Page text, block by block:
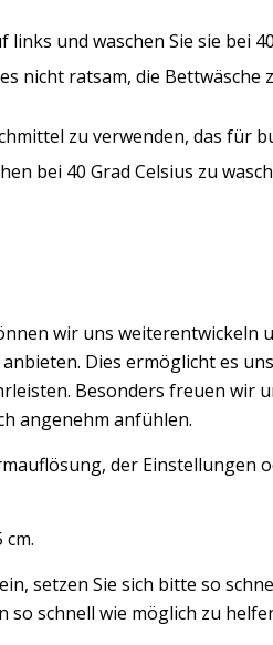
und waschen Sie sie bei
nicht ratsam, die Bettwäsche
zu verwenden, das für
bei 40 Grad Celsius zu
wir uns weiterentwickeln
Dies ermöglicht es
Besonders freuen wir
angenehm anfühlen.
der Einstellungen
setzen Sie sich bitte so
schnell wie möglich zu